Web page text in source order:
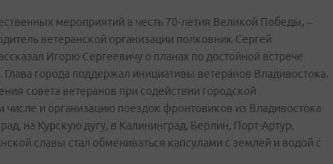
мероприятий в честь 70-летия Великой Победы, –
ветеранской организации полковник Сергей
Игорю Сергеевичу о планах по достойной встрече
города поддержал инициативы ветеранов Владивостока.
совета ветеранов при содействии городской
числе и организацию поездок фронтовиков из Владивостока
на Курскую дугу, в Калининград, Берлин, Порт-Артур.
славы стал обмениваться капсулами с землей и водой с